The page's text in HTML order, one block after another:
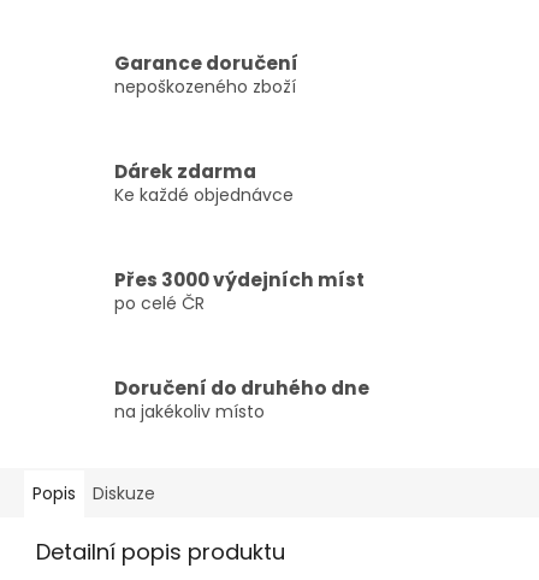
Garance doručení
nepoškozeného zboží
Dárek zdarma
Ke každé objednávce
Přes 3000 výdejních míst
po celé ČR
Doručení do druhého dne
na jakékoliv místo
Popis Diskuze
Detailní popis produktu